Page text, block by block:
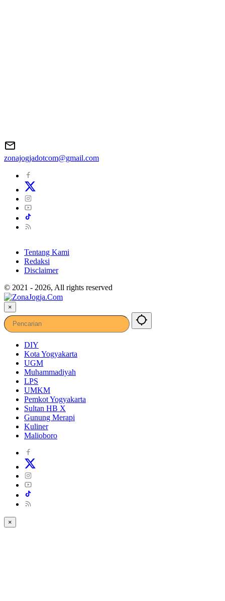
zonajogjadotcom@gmail.com
Tentang Kami
Redaksi
Disclaimer
© 2021 - 2026, All rights reserved
×
DIY
Kota Yogyakarta
UGM
Muhammadiyah
LPS
UMKM
Pemkot Yogyakarta
Sultan HB X
Gunung Merapi
Kuliner
Malioboro
×